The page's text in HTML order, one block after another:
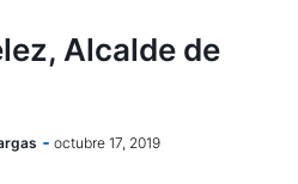
Alcalde de
octubre 17, 2019